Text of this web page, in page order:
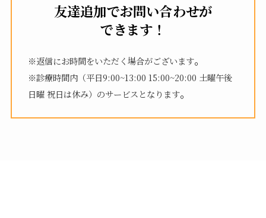
友達追加でお問い合わせが
できます！
※返信にお時間をいただく場合がございます。
※診療時間内（平日9:00~13:00 15:00~20:00 土曜午後
日曜 祝日は休み）のサービスとなります。